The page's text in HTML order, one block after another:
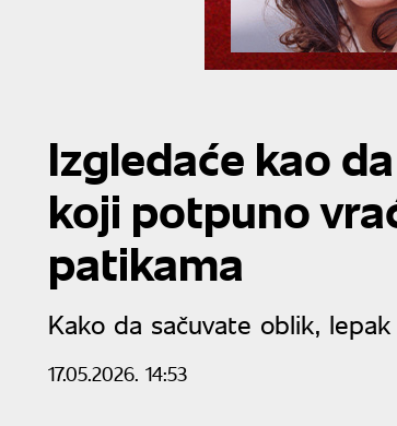
Izgledaće kao
koji potpuno
patikama
Kako da sačuvate oblik,
17.05.2026. 14:53